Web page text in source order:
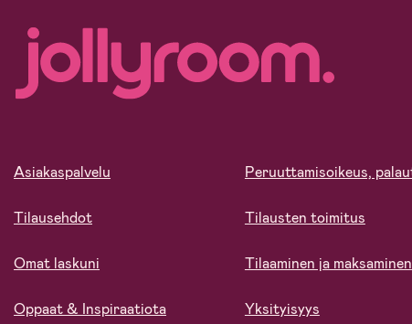
Asiakaspalvelu
Tilausehdot
Omat laskuni
Oppaat & Inspiraatiota
Peruuttamisoikeus,
Tilausten toimitus
Tilaaminen ja maksaminen
Yksityisyys